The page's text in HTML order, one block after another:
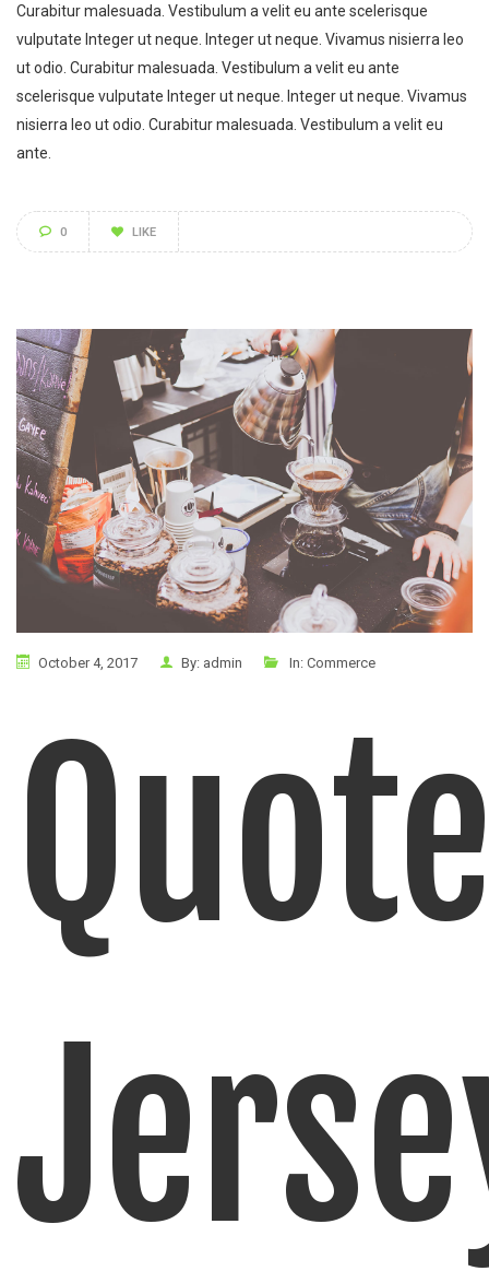
Curabitur malesuada. Vestibulum a velit eu ante scelerisque
vulputate Integer ut neque. Integer ut neque. Vivamus nisierra leo
ut odio. Curabitur malesuada. Vestibulum a velit eu ante
scelerisque vulputate Integer ut neque. Integer ut neque. Vivamus
nisierra leo ut odio. Curabitur malesuada. Vestibulum a velit eu
ante.
0 LIKE
October 4, 2017 By: admin In: Commerce